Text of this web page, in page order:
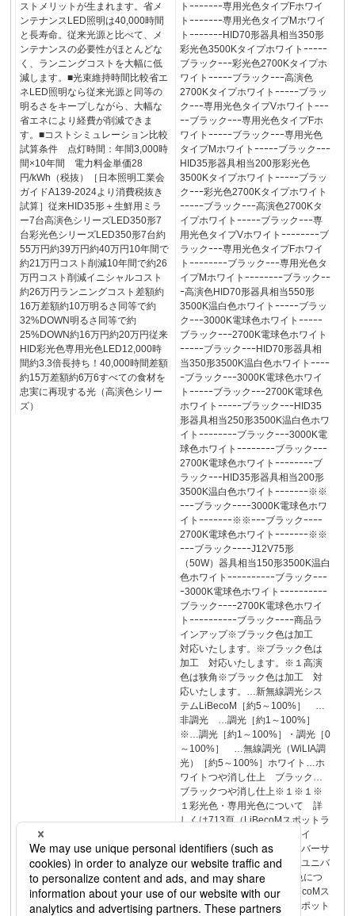
ストメリットが生まれます。省メ
ンテナンスLED照明は40,000時間
と長寿命。従来光源と比べて、メ
ンテナンスの必要性がほとんどな
く、ランニングコストを大幅に低
減します。■光束維持時間比較省エ
ネLED照明なら従来光源と同等の
明るさをキープしながら、大幅な
省エネにより経費が削減できま
す。■コストシミュレーション比較
試算条件 点灯時間：年間3,000時
間×10年間 電力料金単価28
円/kWh（税抜）［日本照明工業会
ガイドA139-2024より消費税抜き
試算］従来HID35形＋生鮮用ミラ
ー7台高演色シリーズLED350形7
台彩光色シリーズLED350形7台約
55万円約39万円約40万円10年間で
約21万円コスト削減10年間で約26
万円コスト削減イニシャルコスト
約26万円ランニングコスト差額約
16万差額約10万明るさ同等で約
32%DOWN明るさ同等で約
25%DOWN約16万円約20万円従来
HID彩光色専用光色LED12,000時
間約3.3倍長持ち！40,000時間差額
約15万差額約6万6すべての食材を
忠実に再現する光（高演色シリー
ズ）
トｰｰｰｰｰｰｰ専用光色タイプFホワイ
トｰｰｰｰｰｰｰ専用光色タイプMホワイ
トｰｰｰｰｰｰｰHID70形器具相当350形
彩光色3500Kタイプホワイトｰｰｰｰｰ
ブラックｰｰｰ彩光色2700Kタイプホ
ワイトｰｰｰｰｰブラックｰｰｰ高演色
2700Kタイプホワイトｰｰｰｰｰブラッ
クｰｰｰ専用光色タイプVホワイトｰｰｰ
ｰｰブラックｰｰｰ専用光色タイプFホ
ワイトｰｰｰｰｰブラックｰｰｰ専用光色
タイプMホワイトｰｰｰｰｰブラックｰｰｰ
HID35形器具相当200形彩光色
3500Kタイプホワイトｰｰｰｰｰブラッ
クｰｰｰ彩光色2700Kタイプホワイト
ｰｰｰｰｰブラックｰｰｰ高演色2700Kタ
イプホワイトｰｰｰｰｰブラックｰｰｰ専
用光色タイプVホワイトｰｰｰｰｰｰｰｰブ
ラックｰｰｰ専用光色タイプFホワイ
トｰｰｰｰｰｰｰｰブラックｰｰｰ専用光色タ
イプMホワイトｰｰｰｰｰｰｰｰブラックｰｰ
ｰ高演色HID70形器具相当550形
3500K温白色ホワイトｰｰｰｰｰブラッ
クｰｰｰ3000K電球色ホワイトｰｰｰｰｰ
ブラックｰｰｰ2700K電球色ホワイト
ｰｰｰｰｰブラックｰｰｰHID70形器具相
当350形3500K温白色ホワイトｰｰｰｰ
ｰブラックｰｰｰ3000K電球色ホワイ
トｰｰｰｰｰブラックｰｰｰ2700K電球色
ホワイトｰｰｰｰｰブラックｰｰｰHID35
形器具相当250形3500K温白色ホワ
イトｰｰｰｰｰｰｰｰブラックｰｰｰ3000K電
球色ホワイトｰｰｰｰｰｰｰｰブラックｰｰｰ
2700K電球色ホワイトｰｰｰｰｰｰｰｰブ
ラックｰｰｰHID35形器具相当200形
3500K温白色ホワイトｰｰｰｰｰｰｰ※※
ｰｰｰブラックｰｰｰｰ3000K電球色ホワ
イトｰｰｰｰｰｰｰ※※ｰｰｰブラックｰｰｰｰ
2700K電球色ホワイトｰｰｰｰｰｰｰ※※
ｰｰｰブラックｰｰｰｰJ12V75形
（50W）器具相当150形3500K温白
色ホワイトｰｰｰｰｰｰｰｰｰｰブラックｰｰｰ
ｰ3000K電球色ホワイトｰｰｰｰｰｰｰｰｰｰ
ブラックｰｰｰｰ2700K電球色ホワイ
トｰｰｰｰｰｰｰｰｰｰブラックｰｰｰｰ商品ラ
インアップ※ブラック色は加工
対応いたします。※ブラック色は
加工 対応いたします。※１高演
色は狭角※ブラック色は加工 対
応いたします。…新無線調光シス
テムLiBecoM［約5～100%］ …
非調光 …調光［約1～100%］
※…調光［約1～100%］・調光［0
～100%］ …無線調光（WiLIA調
光）［約5～100%］ホワイト…ホ
ワイトつや消し仕上 ブラック…
ブラックつや消し仕上※１※１※
１彩光色・専用光色について 詳
しくは713頁（LiBecoMスポットラ
イト）・804頁（スポットライ
ト）・735頁（LiBecoMユニバーサ
ルダウンライト）・862頁（ユニバ
ーサルダウンライト）高演色につ
いて 詳しくは716頁（LiBecoMス
ポットライト）・807頁（スポット